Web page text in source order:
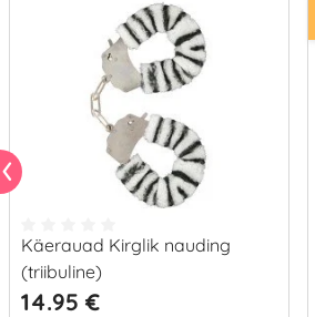
Käerauad Kirglik nauding
(triibuline)
14.95 €